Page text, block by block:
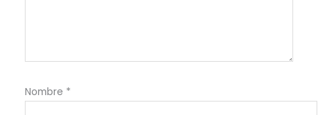
Nombre *